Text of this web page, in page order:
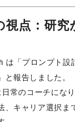
視点：研究
は「プロンプト設
報告しました。
常のコーチにな
、キャリア選択ま